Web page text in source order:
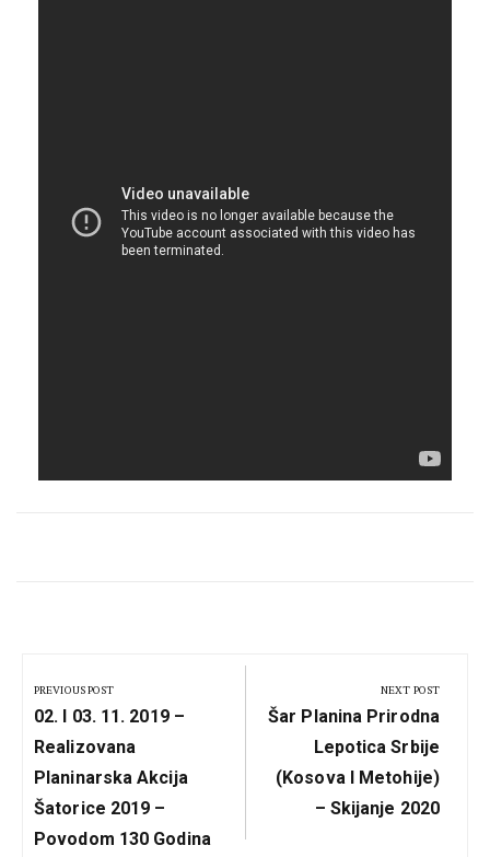
чланка
PREVIOUS POST
Previous
Post:
02. I 03. 11. 2019 –
Realizovana
Planinarska Akcija
Šatorice 2019 –
Povodom 130 Godina
NEXT POST
Next
Šar Planina Prirodna
Lepotica Srbije
(Kosova I Metohije)
– Skijanje 2020